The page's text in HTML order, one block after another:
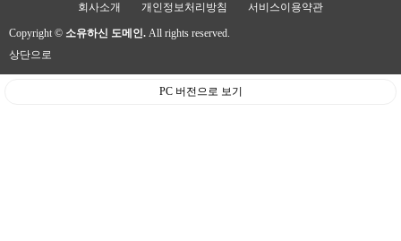
회사소개 개인정보처리방침 서비스이용약관
Copyright © 소유하신 도메인. All rights reserved.
상단으로
PC 버전으로 보기